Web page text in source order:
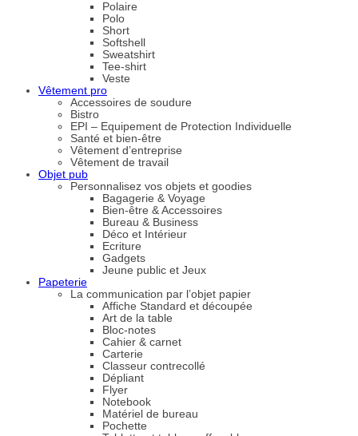
Polaire
Polo
Short
Softshell
Sweatshirt
Tee-shirt
Veste
Vêtement pro
Accessoires de soudure
Bistro
EPI – Equipement de Protection Individuelle
Santé et bien-être
Vêtement d’entreprise
Vêtement de travail
Objet pub
Personnalisez vos objets et goodies
Bagagerie & Voyage
Bien-être & Accessoires
Bureau & Business
Déco et Intérieur
Ecriture
Gadgets
Jeune public et Jeux
Papeterie
La communication par l’objet papier
Affiche Standard et découpée
Art de la table
Bloc-notes
Cahier & carnet
Carterie
Classeur contrecollé
Dépliant
Flyer
Notebook
Matériel de bureau
Pochette